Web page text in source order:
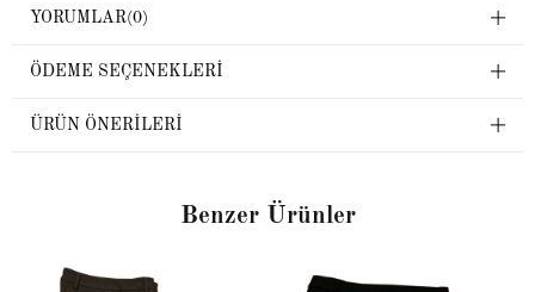
YORUMLAR(0)
ÖDEME SEÇENEKLERI
ÜRÜN ÖNERILERI
Benzer Ürünler